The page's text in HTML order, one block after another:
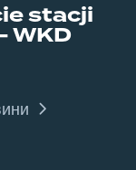
stacji
WKD